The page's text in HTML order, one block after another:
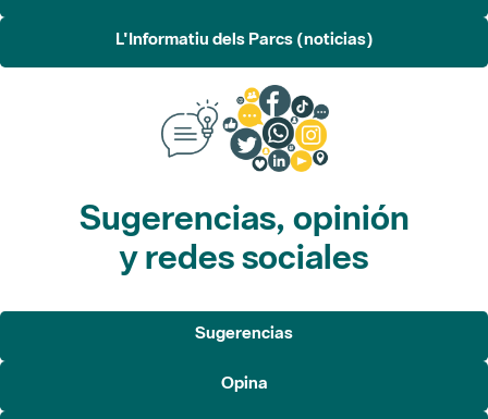
L'Informatiu dels Parcs (noticias)
Sugerencias, opinión
y redes sociales
Sugerencias
Opina